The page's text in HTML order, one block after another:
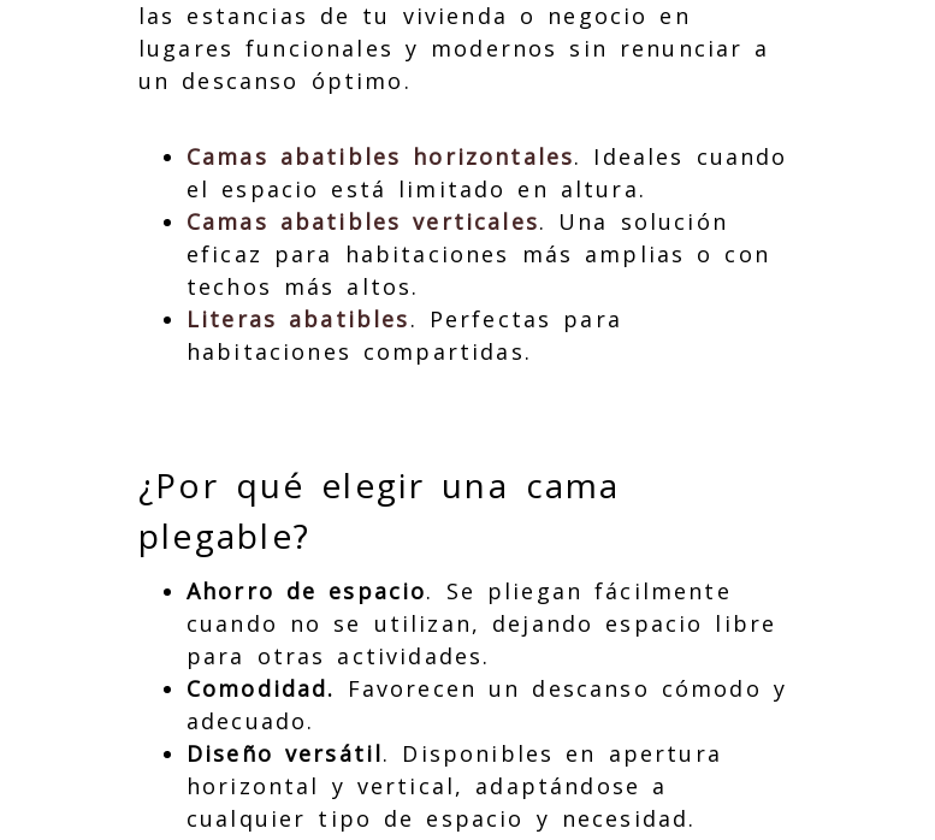
las estancias de tu vivienda o negocio en
lugares funcionales y modernos sin renunciar a
un descanso óptimo.
Camas abatibles horizontales. Ideales cuando
el espacio está limitado en altura.
Camas abatibles verticales. Una solución
eficaz para habitaciones más amplias o con
techos más altos.
Literas abatibles. Perfectas para
habitaciones compartidas.
¿Por qué elegir una cama
plegable?
Ahorro de espacio. Se pliegan fácilmente
cuando no se utilizan, dejando espacio libre
para otras actividades.
Comodidad.
Favorecen un descanso cómodo y
adecuado.
Diseño versátil. Disponibles en apertura
horizontal y vertical, adaptándose a
cualquier tipo de espacio y necesidad.